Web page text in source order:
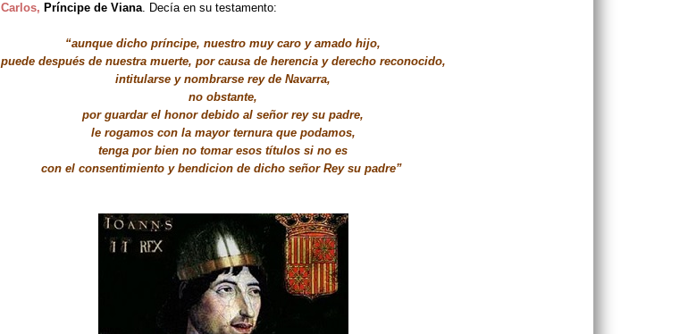
Carlos, Príncipe de Viana. Decía en su testamento:
“aunque dicho príncipe, nuestro muy caro y amado hijo,
puede después de nuestra muerte, por causa de herencia y derecho reconocido,
intitularse y nombrarse rey de Navarra,
no obstante,
por guardar el honor debido al señor rey su padre,
le rogamos con la mayor ternura que podamos,
tenga por bien no tomar esos títulos si no es
con el consentimiento y bendicion de dicho señor Rey su padre”